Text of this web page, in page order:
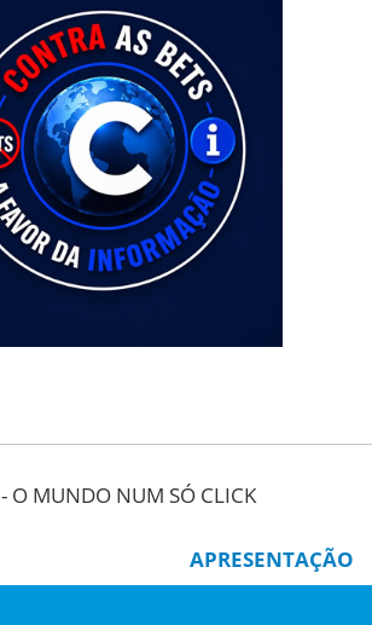
- O MUNDO NUM SÓ CLICK
APRESENTAÇÃO